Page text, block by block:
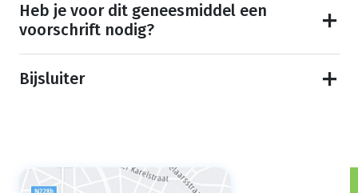
Heb je voor dit geneesmiddel een
voorschrift nodig?
Bijsluiter